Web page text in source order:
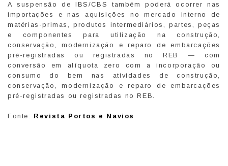
A suspensão de IBS/CBS também poderá ocorrer nas
importações e nas aquisições no mercado interno de
matérias-primas, produtos intermediários, partes, peças
e componentes para utilização na construção,
conservação, modernização e reparo de embarcações
pré-registradas ou registradas no REB — com
conversão em alíquota zero com a incorporação ou
consumo do bem nas atividades de construção,
conservação, modernização e reparo de embarcações
pré-registradas ou registradas no REB.
Fonte: Revista Portos e Navios